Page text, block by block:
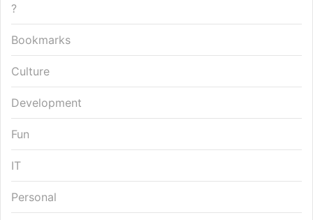
?
Bookmarks
Culture
Development
Fun
IT
Personal